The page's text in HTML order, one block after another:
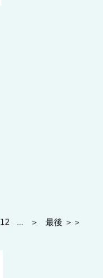
12 ... ＞ 最後 ＞＞